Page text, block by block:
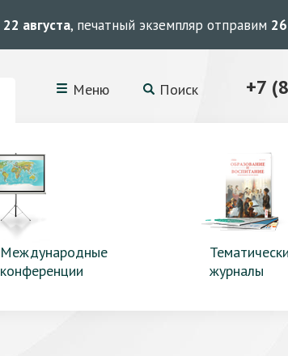
22 августа, печатный экземпляр отправим
Меню Поиск +7
Международные
конференции
журналы